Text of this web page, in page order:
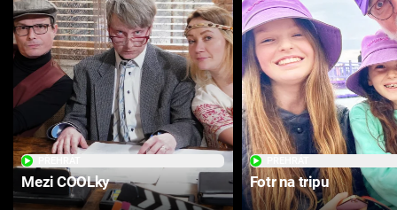
Mezi COOLky Fotr na tripu